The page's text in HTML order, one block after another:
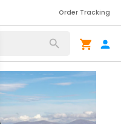
Order Tracking